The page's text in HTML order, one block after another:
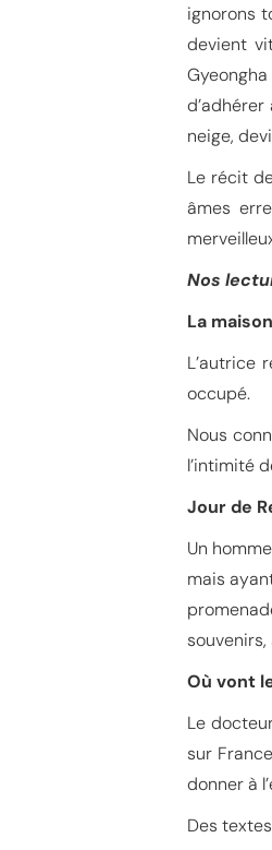
ignorons
devient
neige,
Le récit
âmes
Nos
La
L’autrice
occupé.
Nous
l’intimité
Jour de
Un
mais
Où vont
Le
sur
donner à
Des